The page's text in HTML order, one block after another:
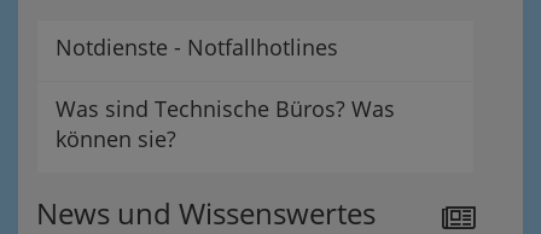
Notdienste - Notfallhotlines
Was sind Technische Büros? Was
können sie?
News und Wissenswertes